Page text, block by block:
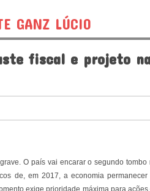
GANZ LÚCIO
fiscal e projeto
O país vai encarar o segundo
de, em 2017, a economia
exige prioridade máxima para